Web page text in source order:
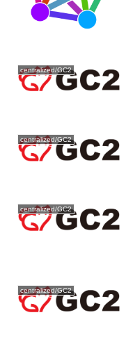
centralized/GC2
centralized/GC2
centralized/GC2
centralized/GC2